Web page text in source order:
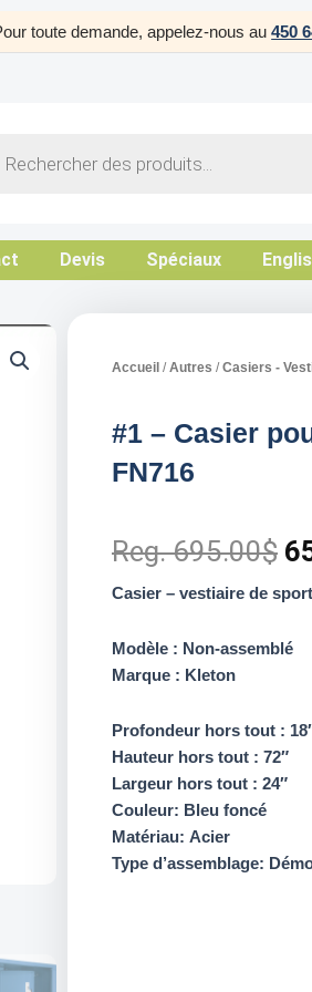
toute demande, appelez-nous au450
Devis Spéciaux
Accueil /Autres /Casiers -
#1 – Casier
FN716
Reg.695.00$
Casier – vestiaire de
Modèle : Non-assemblé
Marque : Kleton
Profondeur hors tout :
Hauteur hors tout : 72″
Largeur hors tout : 24″
Couleur: Bleu foncé
Matériau: Acier
Type d’assemblage: